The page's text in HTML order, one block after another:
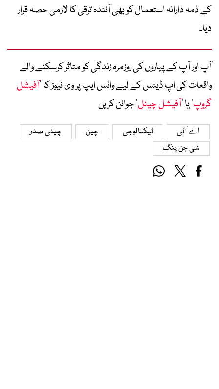
کے ذمہ دارانہ استعمال کو بھی آئندہ ترقی کا لازمی حصہ قرار
دیا۔
آپ اور آپ کے پیاروں کی روزمرہ زندگی کو متاثر کرسکنے والے
واقعات کی اپ ڈیٹس کے لیے واٹس ایپ پر وی نیوز کا ’آفیشل
گروپ‘ یا ’آفیشل چینل‘ جوائن کریں
اے آئی ٹیکنالوجی چین
چینی صدر
شی جن پنگ